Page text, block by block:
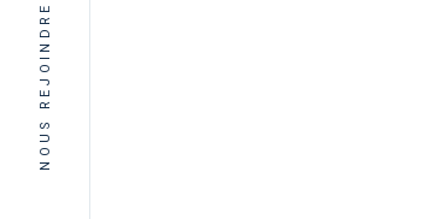
NOUS REJOINDRE